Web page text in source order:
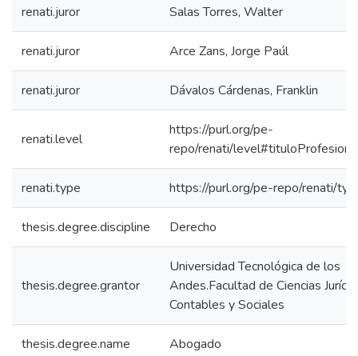
renati.juror Salas Torres, Walter
renati.juror Arce Zans, Jorge Paúl
renati.juror Dávalos Cárdenas, Franklin
renati.level
https://purl.org/pe-
repo/renati/
renati.type https://purl.org/pe-repo/renati/
thesis.degree.discipline Derecho
thesis.degree.grantor
Universidad Tecnológica de los
Andes.Facultad de Ciencias
Contables y Sociales
thesis.degree.name Abogado